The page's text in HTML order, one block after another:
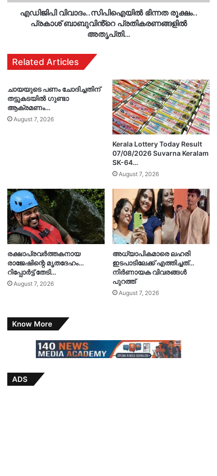
എഡിജിപി വിവാദം..സിപിഐയിൽ ഭിന്നത രൂക്ഷം..
പ്രകാശ് ബാബുവിൻ്റെ പ്രതികരണങ്ങളിൽ
അതൃപ്‌തി…
Related Articles
ചായയുടെ പണം ചോദിച്ചതിന്
തട്ടുകടയിൽ ഗുണ്ടാ
ആക്രമണം…
August 7, 2026
Kerala Lottery Today Result
07/08/2026 Suvarna Keralam
SK-64…
August 7, 2026
രക്ഷാപ്രവർത്തകനായ
രാജേഷിന്റെ മൃതദേഹം…
റിപ്പോർട്ട് തേടി…
August 7, 2026
അധ്യാപികമാരെ ലഹരി
ഇടപാടിലേക്ക് എത്തിച്ചത്…
നിർണായക വിവരങ്ങൾ
പുറത്ത്
August 7, 2026
Know More
ADS